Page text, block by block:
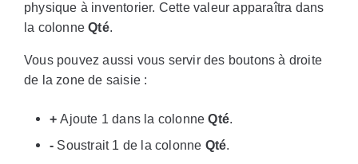
physique à inventorier. Cette valeur apparaîtra dans
la colonneQté.
Vous pouvez aussi vous servir des boutons à droite
de la zone de saisie :
+ Ajoute 1 dans la colonneQté.
- Soustrait 1 de la colonne Qté.